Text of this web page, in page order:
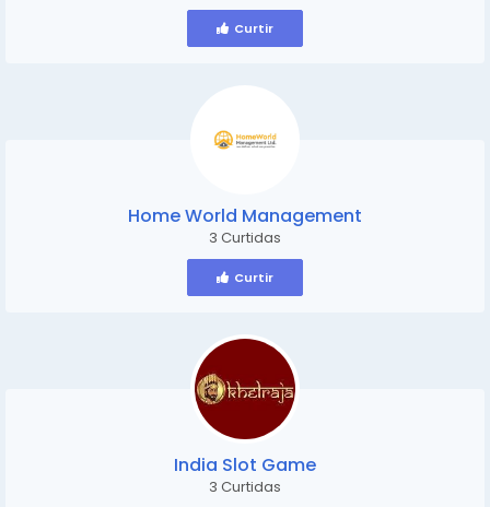
Curtir
Home World Management
3 Curtidas
Curtir
India Slot Game
3 Curtidas